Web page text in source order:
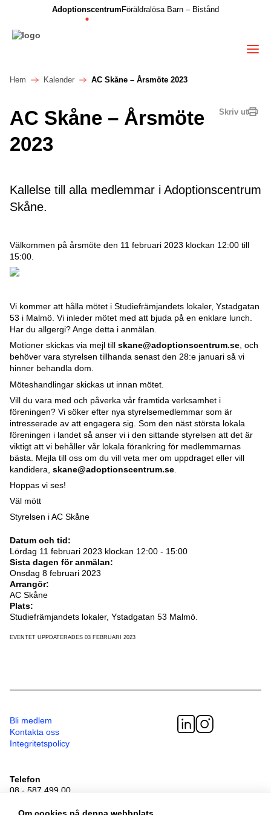
Adoptionscentrum Föräldralösa Barn – Bistånd
Hem Kalender AC Skåne – Årsmöte 2023
Skriv ut
AC Skåne – Årsmöte
2023
Kallelse till alla medlemmar i Adoptionscentrum
Skåne.
Välkommen på årsmöte den 11 februari 2023 klockan 12:00 till
15:00.
Vi kommer att hålla mötet i Studiefrämjandets lokaler, Ystadgatan
53 i Malmö. Vi inleder mötet med att bjuda på en enklare lunch.
Har du allgergi? Ange detta i anmälan.
Motioner skickas via mejl till skane@adoptionscentrum.se, och
behöver vara styrelsen tillhanda senast den 28:e januari så vi
hinner behandla dom.
Möteshandlingar skickas ut innan mötet.
Vill du vara med och påverka vår framtida verksamhet i
föreningen? Vi söker efter nya styrelsemedlemmar som är
intresserade av att engagera sig. Som den näst största lokala
föreningen i landet så anser vi i den sittande styrelsen att det är
viktigt att vi behåller vår lokala förankring för medlemmarnas
bästa. Mejla till oss om du vill veta mer om uppdraget eller vill
kandidera, skane@adoptionscentrum.se
Hoppas vi ses!
Väl mött
Styrelsen i AC Skåne
Datum och tid:
Lördag 11 februari 2023 klockan 12:00 - 15:00
Sista dagen för anmälan:
Onsdag 8 februari 2023
Arrangör:
AC Skåne
Plats:
Studiefrämjandets lokaler, Ystadgatan 53 Malmö.
EVENTET UPPDATERADES 03 FEBRUARI 2023
Bli medlem
Kontakta oss
Integritetspolicy
Telefon
08 - 587 499 00
Sveavägen 41